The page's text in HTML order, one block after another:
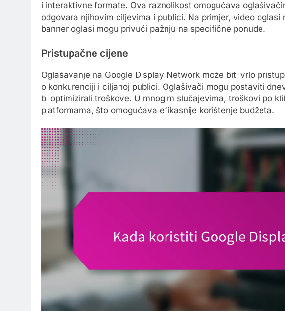
i interaktivne formate. Ova raznolikost omogućava
odgovara njihovim ciljevima i publici. Na primjer, video
banner oglasi mogu privući pažnju na specifične ponude.
Pristupačne cijene
Oglašavanje na Google Display Network može biti vrlo
o konkurenciji i ciljanoj publici. Oglašivači mogu postaviti
bi optimizirali troškove. U mnogim slučajevima, troškovi po
platformama, što omogućava efikasnije korištenje budžeta.